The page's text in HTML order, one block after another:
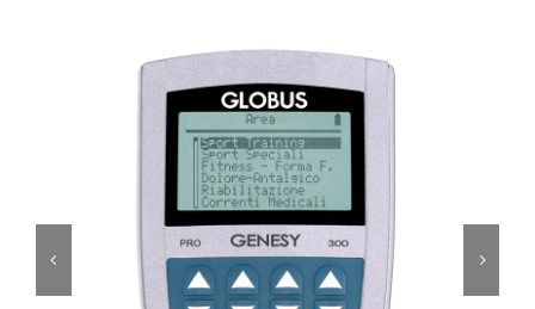
Auriculomedicina
Fisioterapia
y masaje